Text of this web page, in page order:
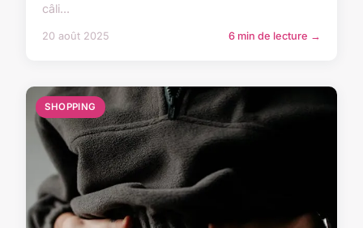
câli...
20 août 2025 6 min de lecture →
SHOPPING